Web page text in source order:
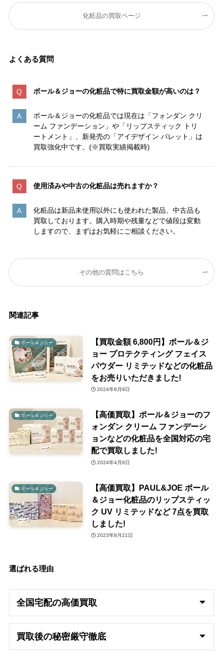
化粧品の買取ページ
よくある質問
ポール＆ジョーの化粧品で特に買取金額が高いのは？
ポール＆ジョーの化粧品では現在は「フォンダン クリ
ーム ファンデーション」や「リップスティック トリ
ートメント」、新発売の「アイデザイン パレット」は
買取強化中です。(※買取実績掲載時)
使用済みや中古の化粧品は売れますか？
化粧品は新品未使用以外にも使われた製品、中古品も
買取しております。購入時期や残量などで値段は変動
しますので、まずはお気軽にご相談ください。
その他の質問はこちら
関連記事
ポール＆ジョー
【買取金額 6,800円】ポール＆ジ
ョー プロテクティング フェイス
パウダー リミテッドなどの化粧品
をお売りいただきました!
2024年8月9日
ポール＆ジョー
【高価買取】ポール＆ジョーのフ
ォンダン クリーム ファンデーシ
ョンなどの化粧品を全国対応の宅
配で買取しました!
2024年4月6日
ポール＆ジョー
【高価買取】PAUL&JOE ポール
＆ジョー化粧品のリップスティッ
ク UV リミテッドなど 7点を買取
しました!
2023年8月21日
選ばれる理由
全国宅配の高価買取
買取後の秘密厳守徹底